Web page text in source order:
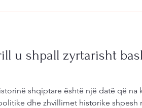
u shpall zyrtarisht
shqiptare është një datë që na
dhe zhvillimet historike shpesh